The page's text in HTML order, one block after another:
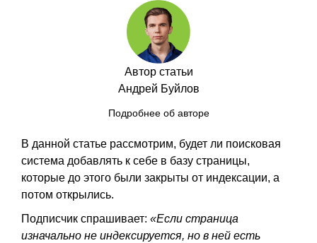
Автор статьи
Андрей Буйлов
Подробнее об авторе
В данной статье рассмотрим, будет ли поисковая
система добавлять к себе в базу страницы,
которые до этого были закрыты от индексации, а
потом открылись.
Подписчик спрашивает: «Если страница
изначально не индексируется, но в ней есть